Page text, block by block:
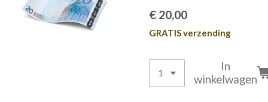
€ 20,00
GRATIS verzending
In
winkelwagen